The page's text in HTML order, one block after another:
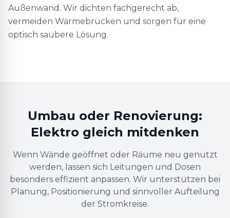
Außenwand. Wir dichten fachgerecht ab,
vermeiden Wärmebrücken und sorgen für eine
optisch saubere Lösung.
Umbau oder Renovierung:
Elektro gleich mitdenken
Wenn Wände geöffnet oder Räume neu genutzt
werden, lassen sich Leitungen und Dosen
besonders effizient anpassen. Wir unterstützen bei
Planung, Positionierung und sinnvoller Aufteilung
der Stromkreise.